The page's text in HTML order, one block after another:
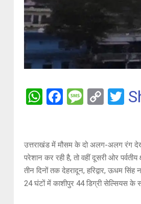
W
s
A
p
F
b
o
o
M
a
g
e
C
Li
n
k
T
er
उत्तराखंड में मौसम के दो अलग-अलग रंग
परेशान कर रही है, तो वहीं दूसरी ओर
तीन दिनों तक देहरादून, हरिद्वार, ऊधम
24 घंटों में काशीपुर 44 डिग्री सेल्सियस के